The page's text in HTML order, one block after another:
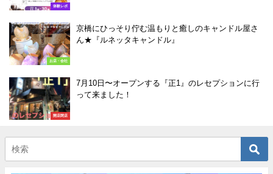
体験レポ
お店・会社
京橋にひっそり佇む温もりと癒しのキャンドル屋さ
ん★『ルネッタキャンドル』
開店閉店
7月10日〜オープンする『正1』のレセプションに行
って来ました！